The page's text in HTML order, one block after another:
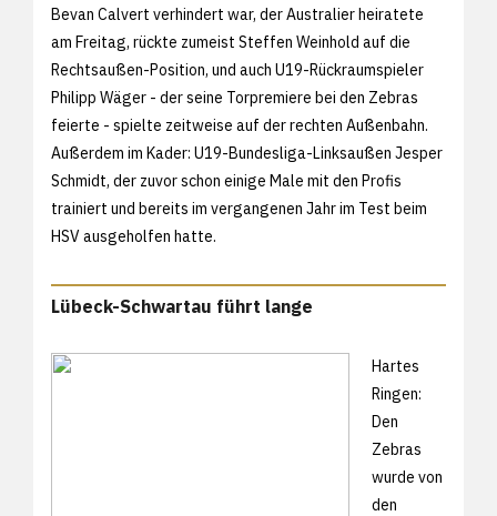
Bevan Calvert verhindert war, der Australier heiratete
am Freitag, rückte zumeist Steffen Weinhold auf die
Rechtsaußen-Position, und auch U19-Rückraumspieler
Philipp Wäger - der seine Torpremiere bei den Zebras
feierte - spielte zeitweise auf der rechten Außenbahn.
Außerdem im Kader: U19-Bundesliga-Linksaußen Jesper
Schmidt, der zuvor schon einige Male mit den Profis
trainiert und bereits im vergangenen Jahr im Test beim
HSV ausgeholfen hatte.
Lübeck-Schwartau führt lange
Hartes
Ringen:
Den
Zebras
wurde von
den